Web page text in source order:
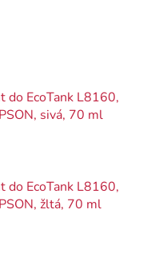
EcoTank L8160,
sivá, 70 ml
EcoTank L8160,
žltá, 70 ml